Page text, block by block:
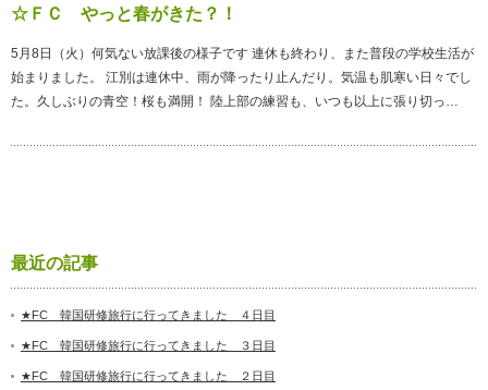
☆ＦＣ やっと春がきた？！
5月8日（火）何気ない放課後の様子です 連休も終わり、また普段の学校生活が
始まりました。 江別は連休中、雨が降ったり止んだり。気温も肌寒い日々でし
た。久しぶりの青空！桜も満開！ 陸上部の練習も、いつも以上に張り切っ…
最近の記事
★FC 韓国研修旅行に行ってきました ４日目
★FC 韓国研修旅行に行ってきました ３日目
★FC 韓国研修旅行に行ってきました ２日目